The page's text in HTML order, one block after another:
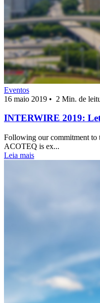
Eventos
16 maio 2019 • 2 Min. de
INTERWIRE 2019:
Following our commitment to
ACOTEQ is ex...
Leia mais